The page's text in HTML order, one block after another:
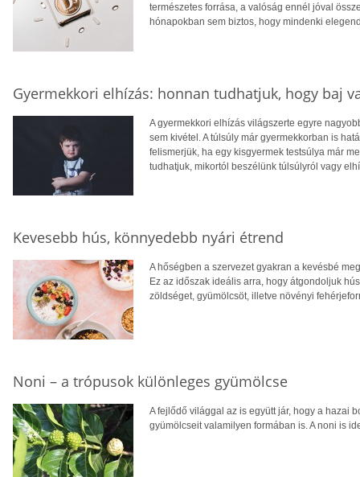
természetes forrása, a valóság ennél jóval
hónapokban sem biztos, hogy mindenki
Gyermekkori elhízás: honnan tudhatjuk, hogy baj
A gyermekkori elhízás világszerte egyre
sem kivétel. A túlsúly már gyermekkorban is
felismerjük, ha egy kisgyermek testsúlya már
tudhatjuk, mikortól beszélünk túlsúlyról vagy
Kevesebb hús, könnyedebb nyári étrend
A hőségben a szervezet gyakran a kevésbé
Ez az időszak ideális arra, hogy átgondoljuk
zöldséget, gyümölcsöt, illetve növényi
Noni – a trópusok különleges gyümölcse
A fejlődő világgal az is együtt jár, hogy a hazai
gyümölcseit valamilyen formában is. A noni is